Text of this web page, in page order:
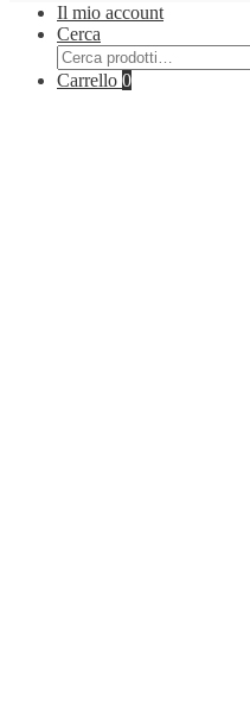
Il mio account
Cerca
Cerca:
Carrello 0